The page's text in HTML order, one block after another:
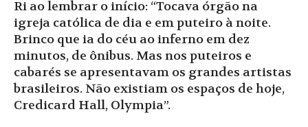
Ri ao lembrar o início: “Tocava órgão na
igreja católica de dia e em puteiro à noite.
Brinco que ia do céu ao inferno em dez
minutos, de ônibus. Mas nos puteiros e
cabarés se apresentavam os grandes artistas
brasileiros. Não existiam os espaços de hoje,
Credicard Hall, Olympia”.